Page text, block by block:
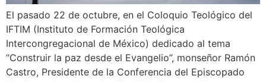
El pasado 22 de octubre, en el Coloquio Teológico del
IFTIM (Instituto de Formación Teológica
Intercongregacional de México) dedicado al tema
“Construir la paz desde el Evangelio”, monseñor Ramón
Castro, Presidente de la Conferencia del Episcopado